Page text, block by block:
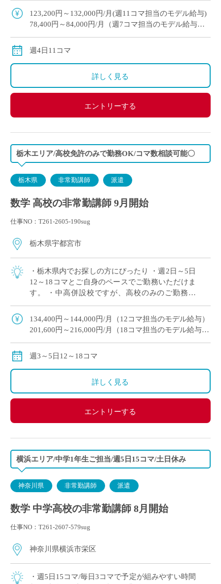
限以外は時間割のご相談が可能 […]
123,200円～132,000円/月(週11コマ担当のモデル給与)
78,400円～84,000円/月（週7コマ担当のモデル給与）
交通費別途全額支給
週4日11コマ
詳しく見る
エントリーする
栃木エリア/高校免許のみで勤務OK/コマ数相談可能〇
栃木県 非常勤講師 派遣
数学 高校の非常勤講師 9月開始
仕事NO：T261-2605-190sug
栃木県宇都宮市
・栃木県内でお探しの方にぴったり ・週2日～5日
12～18コマとご自身のペースでご勤務いただけま
す。 ・中高併設校ですが、高校のみのご勤務で
のが魅力 ・月額固定給で夏休み,冬 […]
134,400円～144,000円/月（12コマ担当のモデル給与）
201,600円～216,000円/月（18コマ担当のモデル給与）
※教員経験年数により変動
週3～5日12～18コマ
詳しく見る
エントリーする
横浜エリア/中学1年生ご担当/週5日15コマ/土日休み
神奈川県 非常勤講師 派遣
数学 中学高校の非常勤講師 8月開始
仕事NO：T261-2607-579sug
神奈川県横浜市栄区
・週5日15コマ/毎日3コマで予定が組みやすい時間